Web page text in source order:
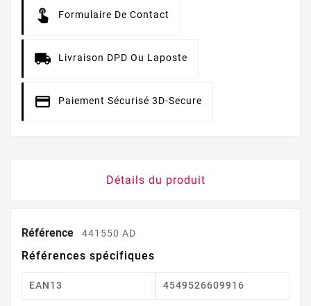
Formulaire De Contact
Livraison DPD Ou Laposte
Paiement Sécurisé 3D-Secure
Détails du produit
Référence 441550 AD
Références spécifiques
EAN13 4549526609916